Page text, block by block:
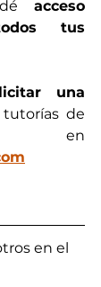
acceso
tus
una
de
en el